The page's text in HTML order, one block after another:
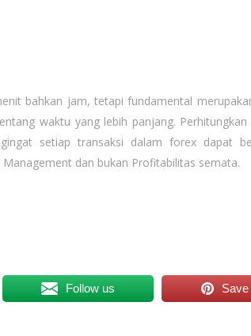
bahkan jam, tetapi fundamental
waktu yang lebih panjang.
setiap transaksi dalam forex dapat
dan bukan Profitabilitas semata.
Follow us Save